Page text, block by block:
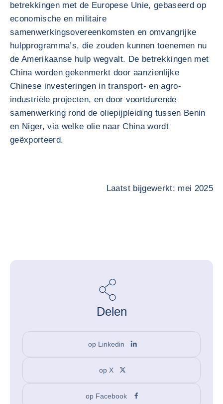
betrekkingen met de Europese Unie, gebaseerd op
economische en militaire
samenwerkingsovereenkomsten en omvangrijke
hulpprogramma’s, die zouden kunnen toenemen nu
de Amerikaanse hulp wegvalt. De betrekkingen met
China worden gekenmerkt door aanzienlijke
Chinese investeringen in transport- en agro-
industriële projecten, en door voortdurende
samenwerking rond de oliepijpleiding tussen Benin
en Niger, via welke olie naar China wordt
geëxporteerd.
Laatst bijgewerkt: mei 2025
Delen
op Linkedin
op X
op Facebook